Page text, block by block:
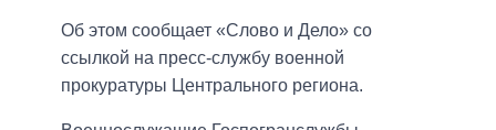
Об этом сообщает «Слово и Дело» со
ссылкой на пресс-службу военной
прокуратуры Центрального региона.